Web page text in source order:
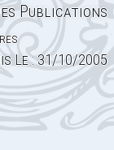
Publications
Le : 31/10/2005